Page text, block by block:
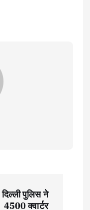
दिल्ली पुलिस ने
4500 क्वार्टर